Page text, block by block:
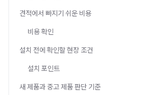
견적에서 빠지기 쉬운 비용
비용 확인
설치 전에 확인할 현장 조건
설치 포인트
새 제품과 중고 제품 판단 기준